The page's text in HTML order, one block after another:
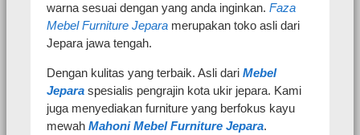
warna sesuai dengan yang anda inginkan. Faza
Mebel Furniture Jepara merupakan toko asli dari
Jepara jawa tengah.
Dengan kulitas yang terbaik. Asli dari Mebel
Jepara spesialis pengrajin kota ukir jepara. Kami
juga menyediakan furniture yang berfokus kayu
mewah Mahoni Mebel Furniture Jepara.